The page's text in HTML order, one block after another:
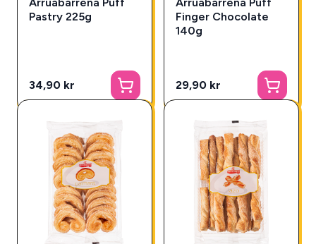
Pastry 225g
34,90 kr
Finger Chocolate
140g
29,90 kr